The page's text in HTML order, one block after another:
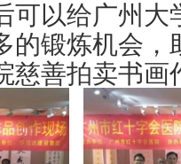
可以给广州
的锻炼机会，
慈善拍卖书画